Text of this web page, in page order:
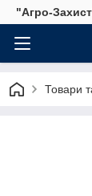
"Агро-
Товари